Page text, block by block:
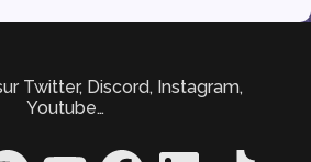
Twitter, Discord, Instagram,
Youtube…
YouTube FacebookLinkedIn TikTok